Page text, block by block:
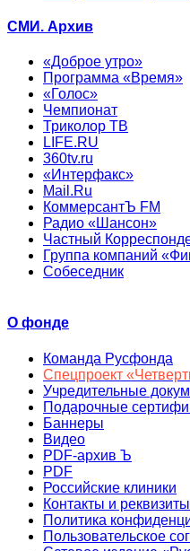
СМИ. Архив
«Доброе утро»
Программа «Время»
«Голос»
Чемпионат
Триколор ТВ
LIFE.RU
360tv.ru
«Интерфакс»
Mail.Ru
КоммерсантЪ FM
Радио «Шансон»
Частный
Группа компаний
Собеседник
О фонде
Команда Русфонда
Спецпроект
Учредительные
Подарочные
Баннеры
Видео
PDF-архив Ъ
PDF
Российские клиники
Контакты и реквизиты
Политика
Пользовательское